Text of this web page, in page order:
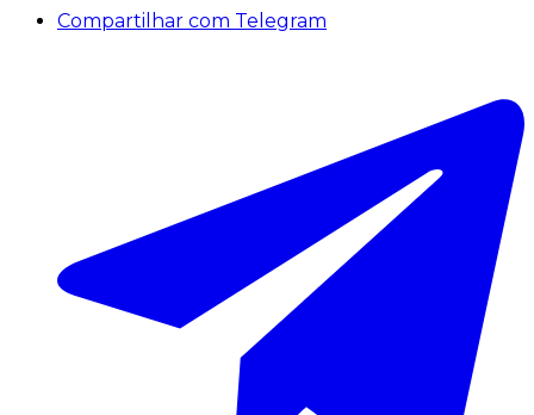
Compartilhar com Telegram